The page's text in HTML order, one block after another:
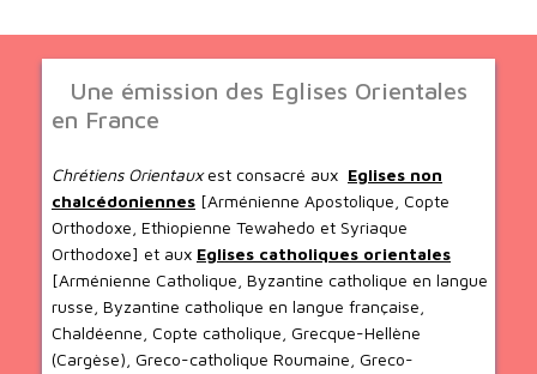
Une émission des Eglises Orientales
en France
Chrétiens Orientauxest consacré aux Eglises non
chalcédoniennes [Arménienne Apostolique, Copte
Orthodoxe, Ethiopienne Tewahedo et Syriaque
Orthodoxe] et aux Eglises catholiques orientales
[Arménienne Catholique, Byzantine catholique en langue
russe, Byzantine catholique en langue française,
Chaldéenne, Copte catholique, Grecque-Hellène
(Cargèse), Greco-catholique Roumaine, Greco-